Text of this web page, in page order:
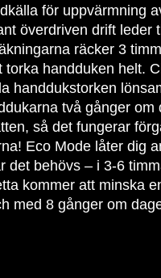
för uppvärmning
överdriven drift leder
räcker 3
torka handduken helt.
handdukstorken
två gånger om
så det fungerar
Eco Mode låter dig
det behövs – i 3-6
kommer att minska
med 8 gånger om